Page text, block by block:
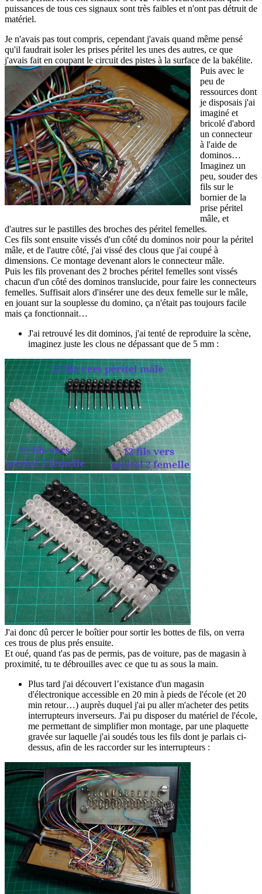
puissances de tous ces signaux sont très faibles et n'ont pas détruit de
matériel.
Je n'avais pas tout compris, cependant j'avais quand même pensé
qu'il faudrait isoler les prises péritel les unes des autres, ce que
j'avais fait en coupant le circuit des pistes à la surface de la bakélite.
Puis avec le
peu de
ressources dont
je disposais j'ai
imaginé et
bricolé d'abord
un connecteur
à l'aide de
dominos…
Imaginez un
peu, souder des
fils sur le
bornier de la
prise péritel
mâle, et
d'autres sur le pastilles des broches des péritel femelles.
Ces fils sont ensuite vissés d'un côté du dominos noir pour la péritel
mâle, et de l'autre côté, j'ai vissé des clous que j'ai coupé à
dimensions. Ce montage devenant alors le connecteur mâle.
Puis les fils provenant des 2 broches péritel femelles sont vissés
chacun d'un côté des dominos translucide, pour faire les connecteurs
femelles. Suffisait alors d'insérer une des deux femelle sur le mâle,
en jouant sur la souplesse du domino, ça n'était pas toujours facile
mais ça fonctionnait…
J'ai retrouvé les dit dominos, j'ai tenté de reproduire la scène,
imaginez juste les clous ne dépassant que de 5 mm :
J'ai donc dû percer le boîtier pour sortir les bottes de fils, on verra
ces trous de plus prés ensuite.
Et oué, quand t'as pas de permis, pas de voiture, pas de magasin à
proximité, tu te débrouilles avec ce que tu as sous la main.
Plus tard j'ai découvert l’existance d'un magasin
d'électronique accessible en 20 min à pieds de l'école (et 20
min retour…) auprès duquel j'ai pu aller m'acheter des petits
interrupteurs inverseurs. J'ai pu disposer du matériel de l'école,
me permettant de simplifier mon montage, par une plaquette
gravée sur laquelle j'ai soudés tous les fils dont je parlais ci-
dessus, afin de les raccorder sur les interrupteurs :